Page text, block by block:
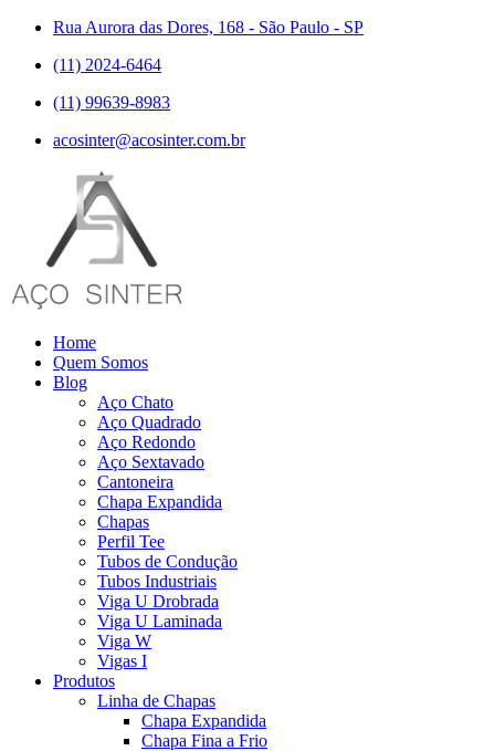
Rua Aurora das Dores, 168 - São Paulo - SP
(11) 2024-6464
(11) 99639-8983
acosinter@acosinter.com.br
Home
Quem Somos
Blog
Aço Chato
Aço Quadrado
Aço Redondo
Aço Sextavado
Cantoneira
Chapa Expandida
Chapas
Perfil Tee
Tubos de Condução
Tubos Industriais
Viga U Drobrada
Viga U Laminada
Viga W
Vigas I
Produtos
Linha de Chapas
Chapa Expandida
Chapa Fina a Frio